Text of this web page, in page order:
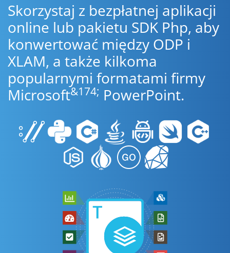
Skorzystaj z bezpłatnej aplikacji
online lub pakietu SDK Php, aby
konwertować między ODP i
XLAM, a także kilkoma
popularnymi formatami firmy
Microsoft&174; PowerPoint.